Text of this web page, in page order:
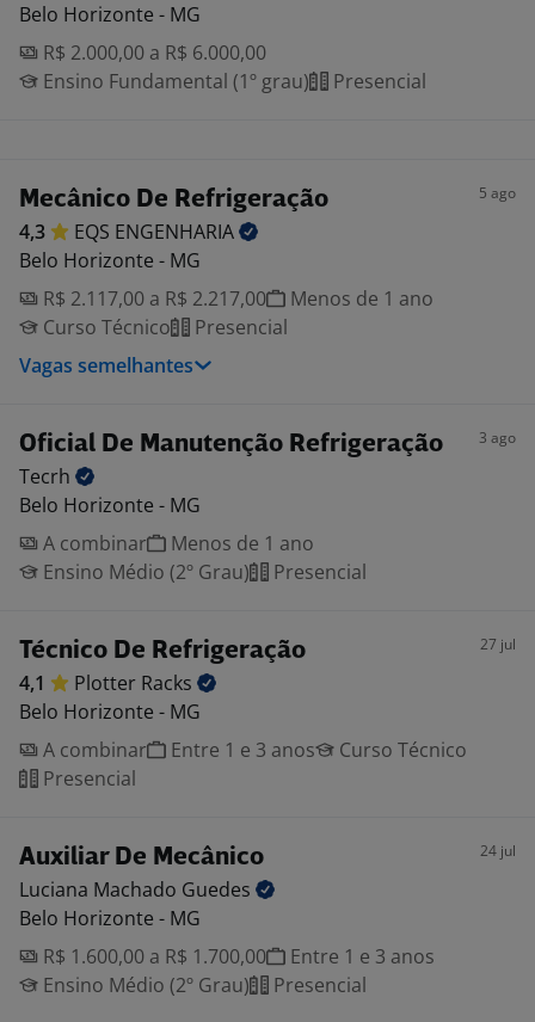
Belo Horizonte - MG
R$ 2.000,00 a R$ 6.000,00
Ensino Fundamental (1º grau)
Presencial
Mecânico De Refrigeração 5 ago
4,3 EQS ENGENHARIA
Belo Horizonte - MG
R$ 2.117,00 a R$ 2.217,00
Menos de 1 ano
Curso Técnico
Presencial
Vagas semelhantes
Oficial De Manutenção Refrigeração 3 ago
Tecrh
Belo Horizonte - MG
A combinar
Menos de 1 ano
Ensino Médio (2º Grau)
Presencial
Técnico De Refrigeração 27 jul
4,1 Plotter Racks
Belo Horizonte - MG
A combinar
Entre 1 e 3 anos
Curso Técnico
Presencial
Auxiliar De Mecânico 24 jul
Luciana Machado Guedes
Belo Horizonte - MG
R$ 1.600,00 a R$ 1.700,00
Entre 1 e 3 anos
Ensino Médio (2º Grau)
Presencial